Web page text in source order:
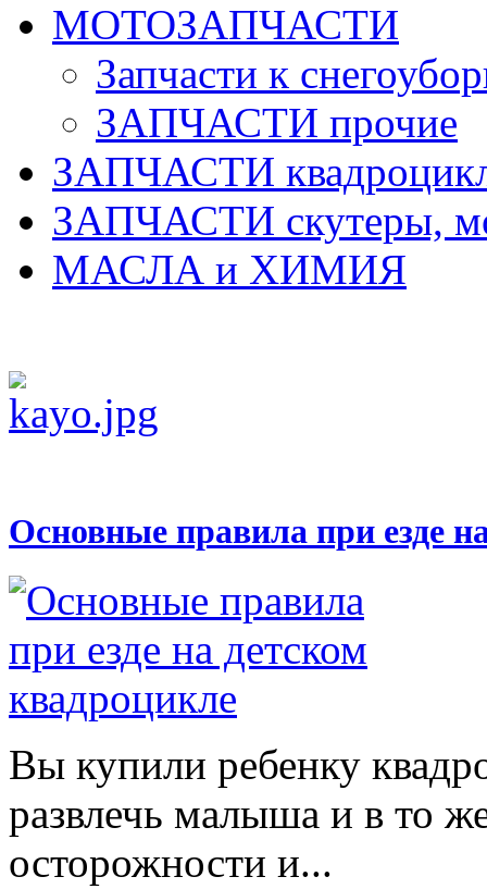
МОТОЗАПЧАСТИ
Запчасти к
ЗАПЧАСТИ прочие
ЗАПЧАСТИ
ЗАПЧАСТИ скутеры,
МАСЛА и ХИМИЯ
Основные правила при езде
Вы купили ребенку
развлечь малыша и в то
осторожности и...